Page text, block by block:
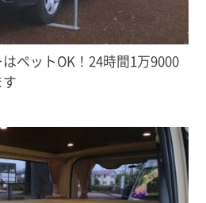
ペットOK！24時間1万9000